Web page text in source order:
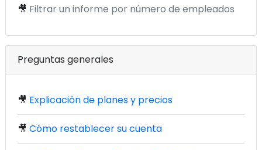
🎥 Filtrar un informe por número de empleados
Preguntas generales
🎥 Explicación de planes y precios
🎥 Cómo restablecer su cuenta